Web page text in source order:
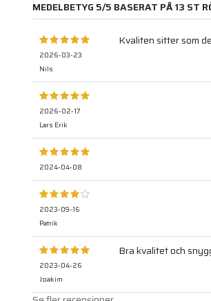
MEDELBETYG 5/5 BASERAT PÅ13 ST
2026-03-23
Nils
Kvaliten sitter som
2026-02-17
Lars Erik
2024-04-08
2023-09-16
Patrik
2023-04-26
Joakim
Bra kvalitet och